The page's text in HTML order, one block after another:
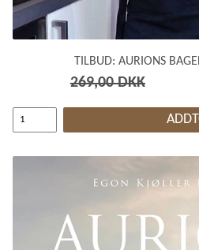
TILBUD: AURIONS
269,00 DKK